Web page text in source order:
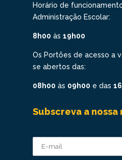
Horário de
Administração Escolar:
8h00 às 19h00
Os Portões de acesso a
se abertos das:
08h00 às 09h00 e das
Subscreva a